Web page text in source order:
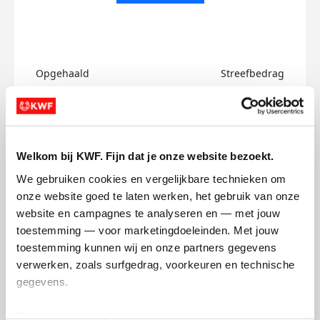
Welkom bij KWF. Fijn dat je onze website bezoekt.
We gebruiken cookies en vergelijkbare technieken om
onze website goed te laten werken, het gebruik van onze
website en campagnes te analyseren en — met jouw
toestemming — voor marketingdoeleinden. Met jouw
toestemming kunnen wij en onze partners gegevens
verwerken, zoals surfgedrag, voorkeuren en technische
gegevens.
Opgehaald Streefbedrag
Anisgul's badges